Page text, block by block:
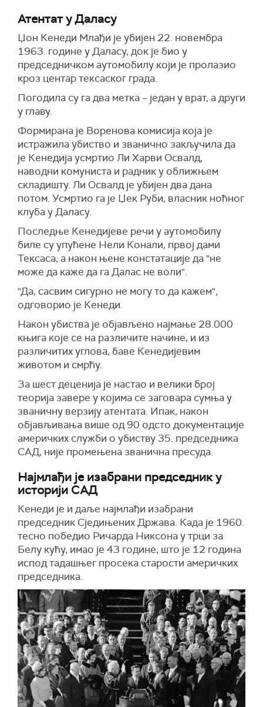
Атентат у Даласу
Џон Кенеди Млађи је убијен 22. новембра
1963. године у Даласу, док је био у
председничком аутомобилу који је пролазио
кроз центартексаског града.
Погодила су гадва метка – један у врат, а други
у главу.
Формирана је Воренова комисија која је
истражила убиство и званично закључила да
је Кенедија усмртио Ли Харви Освалд,
наводни комуниста и радник у оближњем
складишту. Ли Освалд је убијен два дана
потом. Усмртио га је Џек Руби, власник ноћног
клуба у Даласу.
Последње Кенедијеве речи у аутомобилу
биле су упућене Нели Конали, првој дами
Тексаса, а након њене констатације да "не
може да каже да га Далас не воли".
"Да, сасвим сигурно не могу то да кажем",
одговорио је Кенеди.
Након убиства је објављено најмање 28.000
књига које се на различите начине, и из
различитих углова, баве Кенедијевим
животом и смрћу.
За шест деценија је настао и велики број
теорија завере у којима се заговара сумњау
званичну верзију атентата. Ипак, након
објављивања више од 90 одсто документације
америчких служби о убиству 35. председника
САД, није промењена званична пресуда.
Најмлађи је изабрани председник у
историји САД
Кенеди је и даље најмлађи изабрани
председник Сједињених Држава. Када је 1960.
тесно победио Ричарда Никсона у трци за
Белу кућу, имао је 43 године, што је 12 година
исподтадашњег просека старости америчких
председника.